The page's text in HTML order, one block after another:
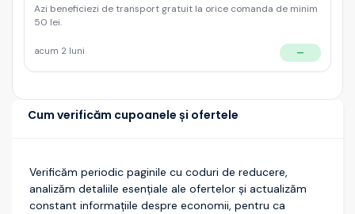
Azi beneficiezi de transport gratuit la orice comanda de minim
50 lei.
acum 2 luni —
Cum verificăm cupoanele și ofertele
Verificăm periodic paginile cu coduri de reducere,
analizăm detaliile esențiale ale ofertelor și actualizăm
constant informațiile despre economii, pentru ca